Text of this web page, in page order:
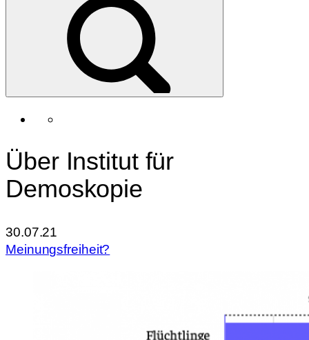
Über Institut für
Demoskopie
30.07.21
Meinungsfreiheit?